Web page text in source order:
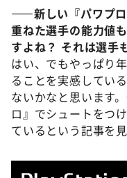
――新しい『パワプロ
重ねた選手の能力値
すよね？ それは選手
はい、でもやっぱり
ることを実感してい
ないかなと思います
ロ』でシュートをつ
ているという記事を